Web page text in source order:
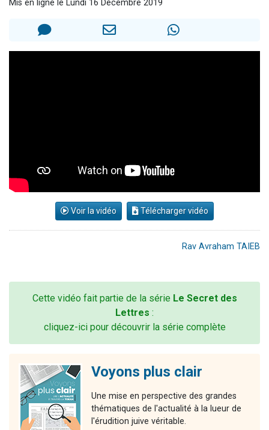
Mis en ligne le Lundi 16 Décembre 2019
Voir la vidéo Télécharger vidéo
Rav Avraham TAIEB
Cette vidéo fait partie de la série Le Secret des
Lettres :
cliquez-ici pour découvrir la série complète
Voyons plus clair
Une mise en perspective des grandes
thématiques de l'actualité à la lueur de
l'érudition juive véritable.